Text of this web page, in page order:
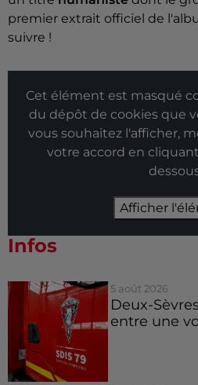
premier extrait officiel de
suivre !
Cet élément est masqué
du dépôt de cookies que
vous souhaitez l'afficher,
votre accord en
Afficher
Infos
5 août 2026
Deux-
entre une